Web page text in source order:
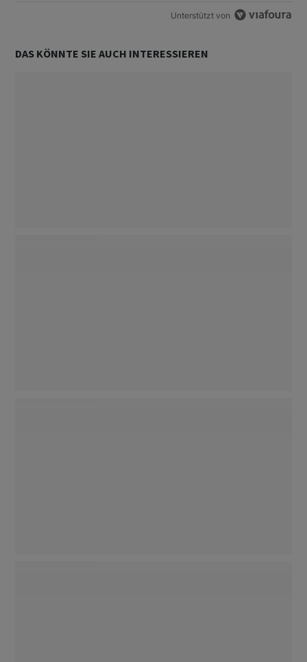
Unterstützt von
DAS KÖNNTE SIE AUCH INTERESSIEREN